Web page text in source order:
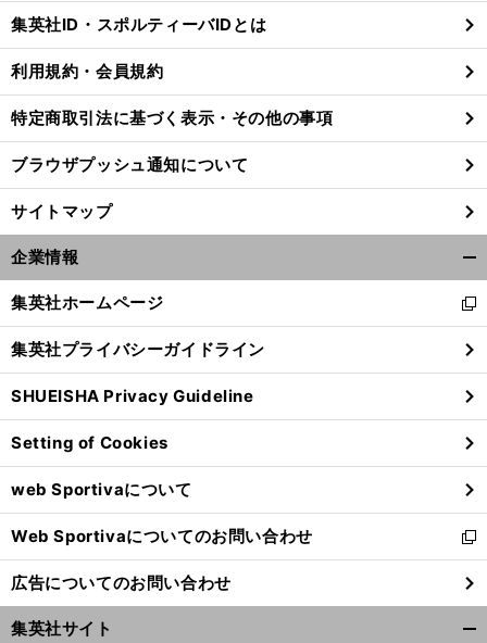
る
集英社ID・スポルティーバIDとは
利用規約・会員規約
特定商取引法に基づく表示・その他の事項
ブラウザプッシュ通知について
サイトマップ
企業情報
閉
る
集英社ホームページ
新
し
い
ウ
ィ
ン
ド
ウ
で
開
く
集英社プライバシーガイドライン
SHUEISHA Privacy Guideline
Setting of Cookies
web Sportivaについて
Web Sportivaについてのお問い合わせ
新
し
い
ウ
ィ
広告についてのお問い合わせ
集英社サイト